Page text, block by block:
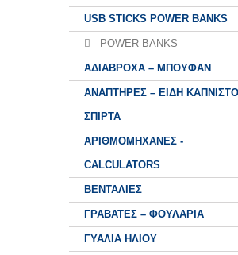
USB STICKS POWER BANKS
POWER BANKS
AΔΙΑΒΡΟΧΑ – ΜΠΟΥΦΑΝ
ΑΝΑΠΤΗΡΕΣ – ΕΙΔΗ
ΣΠΙΡΤΑ
ΑΡΙΘΜΟΜΗΧΑΝΕΣ -
CALCULATORS
ΒΕΝΤΑΛΙΕΣ
ΓΡΑΒΑΤΕΣ – ΦΟΥΛΑΡΙΑ
ΓΥΑΛΙΑ ΗΛΙΟΥ